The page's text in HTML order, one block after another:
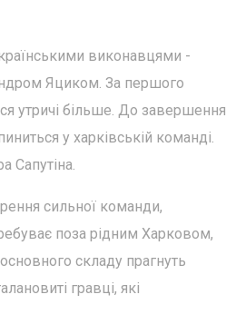
виконавцями -
Яциком. За першого
утричі більше. До завершення
у харківській команді.
Сапутіна.
сильної команди,
поза рідним Харковом,
складу прагнуть
гравці, які